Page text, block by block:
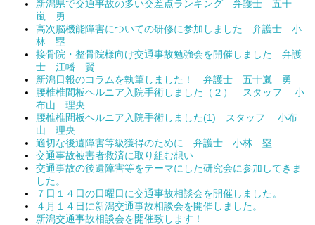
新潟県で交通事故の多い交差点ランキング 弁護士 五十
嵐 勇
高次脳機能障害についての研修に参加しました 弁護士 小
林 塁
接骨院・整骨院様向け交通事故勉強会を開催しました 弁護
士 江幡 賢
新潟日報のコラムを執筆しました！ 弁護士 五十嵐 勇
腰椎椎間板ヘルニア入院手術しました（２） スタッフ 小
布山 理央
腰椎椎間板ヘルニア入院手術しました(1) スタッフ 小布
山 理央
適切な後遺障害等級獲得のために 弁護士 小林 塁
交通事故被害者救済に取り組む想い
交通事故の後遺障害等をテーマにした研究会に参加してきま
した。
７日１４日の日曜日に交通事故相談会を開催しました。
４月１４日に新潟交通事故相談会を開催しました。
新潟交通事故相談会を開催致します！